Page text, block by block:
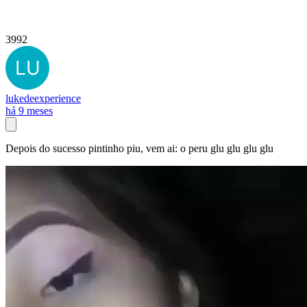
3992
lukedeexperience
há 9 meses
Depois do sucesso pintinho piu, vem ai: o peru glu glu glu glu